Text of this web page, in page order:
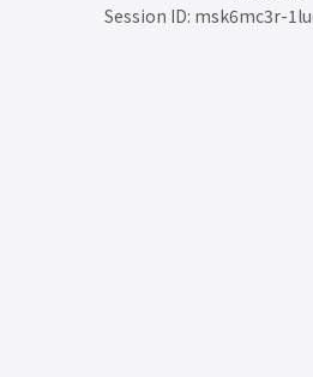
Session ID: msk6mc3r-